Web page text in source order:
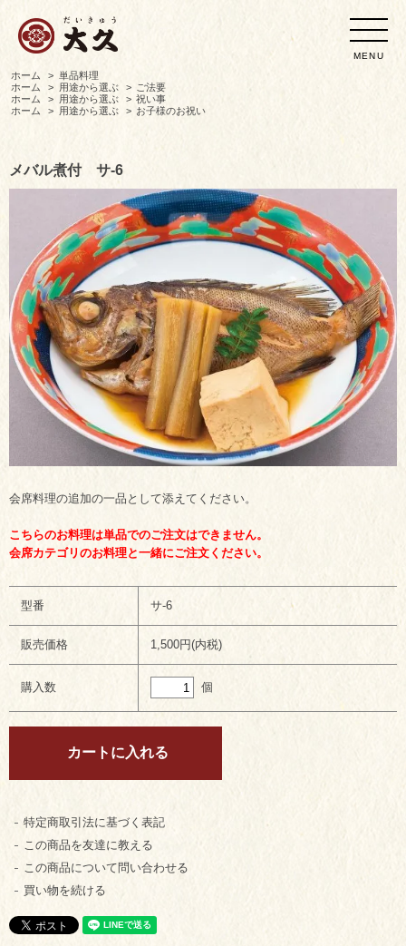
MENU
ホーム > 単品料理
ホーム
> 用途から選ぶ > ご法要
ホーム
> 用途から選ぶ > 祝い事
ホーム
> 用途から選ぶ > お子様のお祝い
メバル煮付 サ-6
会席料理の追加の一品として添えてください。
こちらのお料理は単品でのご注文はできません。
会席カテゴリのお料理と一緒にご注文ください。
型番 サ-6
販売価格 1,500円(内税)
購入数 個
特定商取引法に基づく表記
この商品を友達に教える
この商品について問い合わせる
買い物を続ける